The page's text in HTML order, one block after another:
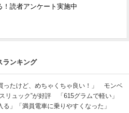
！読者アンケート実施中
ランキング
ったけど、めちゃくちゃ良い！」 モンベ
リュック”が好評 「615グラムで軽い」
る」「満員電車に乗りやすくなった」